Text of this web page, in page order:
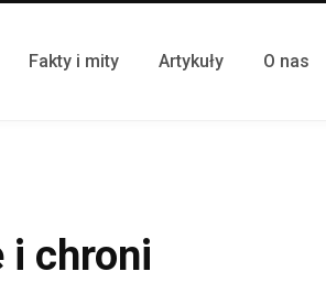
Fakty i mity Artykuły O nas
i chroni